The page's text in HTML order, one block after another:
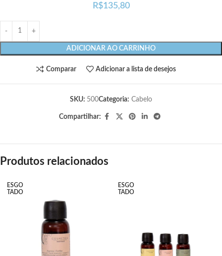
R$135,80
ADICIONAR AO CARRINHO
Comparar Adicionar a lista de desejos
SKU: 500Categoria: Cabelo
Compartilhar:
Produtos relacionados
ESGO
TADO
ESGO
TADO